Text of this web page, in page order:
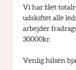
Vi har fået
udskiftet alle
arbejder
30000kr.
Venlig hilsen